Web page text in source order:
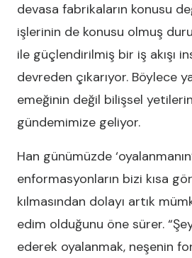
devasa fabrikaların konusu
işlerinin de konusu olmuş
ile güçlendirilmiş bir iş akışı
devreden çıkarıyor. Böylece
emeğinin değil bilişsel
gündemimize geliyor.
Han günümüzde
enformasyonların bizi kısa
kılmasından dolayı artık
edim olduğunu öne sürer.
ederek oyalanmak, neşenin